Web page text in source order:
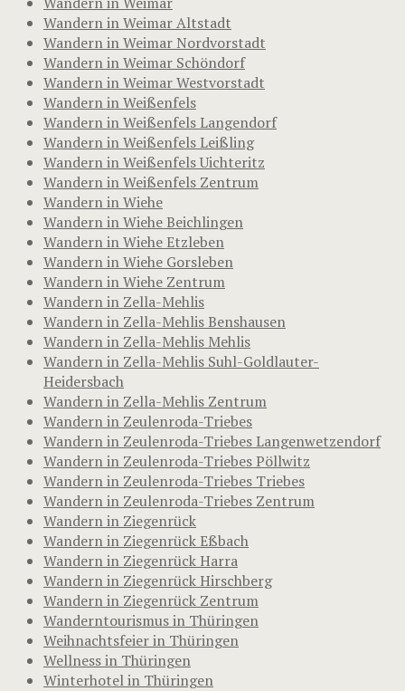
Wandern in Weimar Altstadt
Wandern in Weimar Nordvorstadt
Wandern in Weimar Schöndorf
Wandern in Weimar Westvorstadt
Wandern in Weißenfels
Wandern in Weißenfels Langendorf
Wandern in Weißenfels Leißling
Wandern in Weißenfels Uichteritz
Wandern in Weißenfels Zentrum
Wandern in Wiehe
Wandern in Wiehe Beichlingen
Wandern in Wiehe Etzleben
Wandern in Wiehe Gorsleben
Wandern in Wiehe Zentrum
Wandern in Zella-Mehlis
Wandern in Zella-Mehlis Benshausen
Wandern in Zella-Mehlis Mehlis
Wandern in Zella-Mehlis Suhl-Goldlauter-
Heidersbach
Wandern in Zella-Mehlis Zentrum
Wandern in Zeulenroda-Triebes
Wandern in Zeulenroda-Triebes Langenwetzendorf
Wandern in Zeulenroda-Triebes Pöllwitz
Wandern in Zeulenroda-Triebes Triebes
Wandern in Zeulenroda-Triebes Zentrum
Wandern in Ziegenrück
Wandern in Ziegenrück Eßbach
Wandern in Ziegenrück Harra
Wandern in Ziegenrück Hirschberg
Wandern in Ziegenrück Zentrum
Wanderntourismus in Thüringen
Weihnachtsfeier in Thüringen
Wellness in Thüringen
Winterhotel in Thüringen